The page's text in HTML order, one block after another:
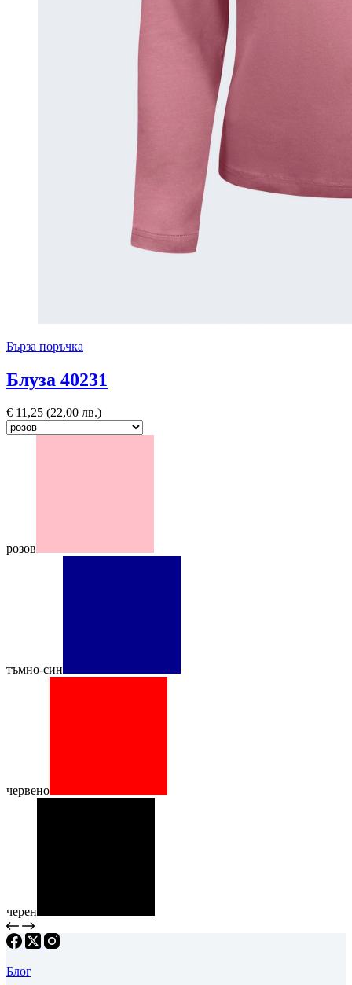
Бърза поръчка
Блуза 40231
€ 11,25 (22,00 лв.)
розов
тъмно-син
червено
черен
Блог